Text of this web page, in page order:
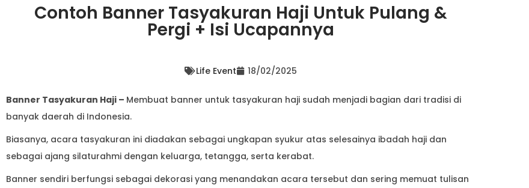
Contoh Banner Tasyakuran Haji Untuk Pulang &
Pergi + Isi Ucapannya
Life Event 18/02/2025
Banner Tasyakuran Haji – Membuat banner untuk tasyakuran haji sudah menjadi bagian dari tradisi di
banyak daerah di Indonesia.
Biasanya, acara tasyakuran ini diadakan sebagai ungkapan syukur atas selesainya ibadah haji dan
sebagai ajang silaturahmi dengan keluarga, tetangga, serta kerabat.
Banner sendiri berfungsi sebagai dekorasi yang menandakan acara tersebut dan sering memuat tulisan